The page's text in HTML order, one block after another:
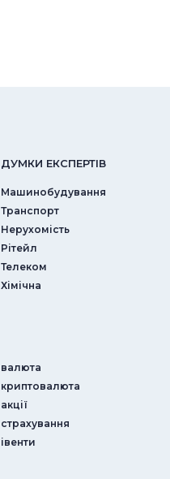
ДУМКИ ЕКСПЕРТIВ
Машинобудування
Транспорт
Нерухомість
Рітейл
Телеком
Хімічна
валюта
криптовалюта
акції
страхування
iвенти